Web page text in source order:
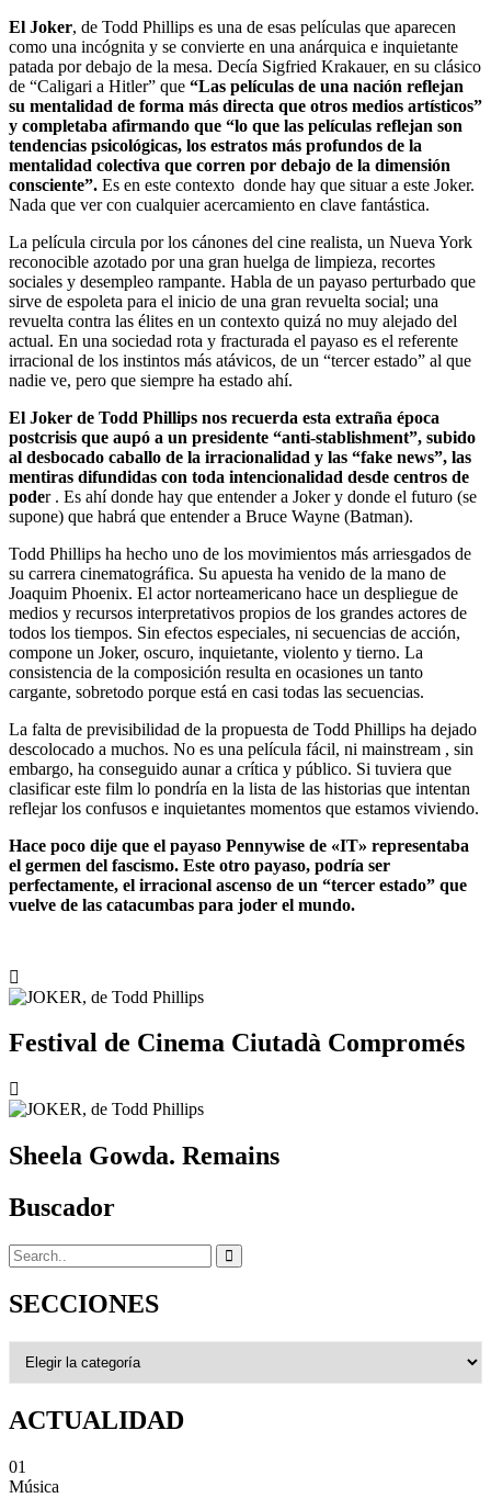
El Joker, de Todd Phillips es una de esas películas que aparecen
como una incógnita y se convierte en una anárquica e inquietante
patada por debajo de la mesa. Decía Sigfried Krakauer, en su clásico
de “Caligari a Hitler” que “Las películas de una nación reflejan
su mentalidad de forma más directa que otros medios artísticos”
y completaba afirmando que “lo que las películas reflejan son
tendencias psicológicas, los estratos más profundos de la
mentalidad colectiva que corren por debajo de la dimensión
consciente”. Es en este contexto donde hay que situar a este Joker.
Nada que ver con cualquier acercamiento en clave fantástica.
La película circula por los cánones del cine realista, un Nueva York
reconocible azotado por una gran huelga de limpieza, recortes
sociales y desempleo rampante. Habla de un payaso perturbado que
sirve de espoleta para el inicio de una gran revuelta social; una
revuelta contra las élites en un contexto quizá no muy alejado del
actual. En una sociedad rota y fracturada el payaso es el referente
irracional de los instintos más atávicos, de un “tercer estado” al que
nadie ve, pero que siempre ha estado ahí.
El Joker de Todd Phillips nos recuerda esta extraña época
postcrisis que aupó a un presidente “anti-stablishment”, subido
al desbocado caballo de la irracionalidad y las “fake news”, las
mentiras difundidas con toda intencionalidad desde centros de
poder . Es ahí donde hay que entender a Joker y donde el futuro (se
supone) que habrá que entender a Bruce Wayne (Batman).
Todd Phillips ha hecho uno de los movimientos más arriesgados de
su carrera cinematográfica. Su apuesta ha venido de la mano de
Joaquim Phoenix. El actor norteamericano hace un despliegue de
medios y recursos interpretativos propios de los grandes actores de
todos los tiempos. Sin efectos especiales, ni secuencias de acción,
compone un Joker, oscuro, inquietante, violento y tierno. La
consistencia de la composición resulta en ocasiones un tanto
cargante, sobretodo porque está en casi todas las secuencias.
La falta de previsibilidad de la propuesta de Todd Phillips ha dejado
descolocado a muchos. No es una película fácil, ni mainstream , sin
embargo, ha conseguido aunar a crítica y público. Si tuviera que
clasificar este film lo pondría en la lista de las historias que intentan
reflejar los confusos e inquietantes momentos que estamos viviendo.
Hace poco dije que el payaso Pennywise de «IT» representaba
el germen del fascismo. Este otro payaso, podría ser
perfectamente, el irracional ascenso de un “tercer estado” que
vuelve de las catacumbas para joder el mundo.
Festival de Cinema Ciutadà Compromés
Sheela Gowda. Remains
Buscador
SECCIONES
ACTUALIDAD
01
Música